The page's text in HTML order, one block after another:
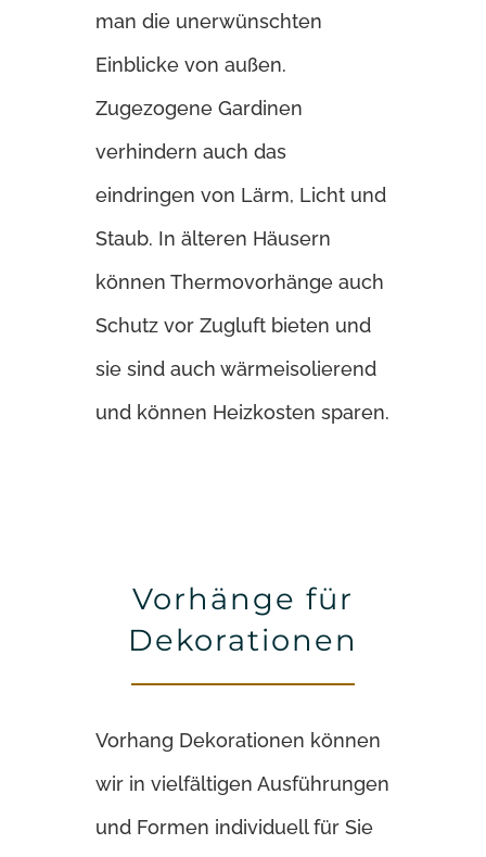
man die unerwünschten
Einblicke von außen.
Zugezogene Gardinen
verhindern auch das
eindringen von Lärm, Licht und
Staub. In älteren Häusern
können Thermovorhänge auch
Schutz vor Zugluft bieten und
sie sind auch wärmeisolierend
und können Heizkosten sparen.
Vorhänge für
Dekorationen
Vorhang Dekorationen können
wir in vielfältigen Ausführungen
und Formen individuell für Sie